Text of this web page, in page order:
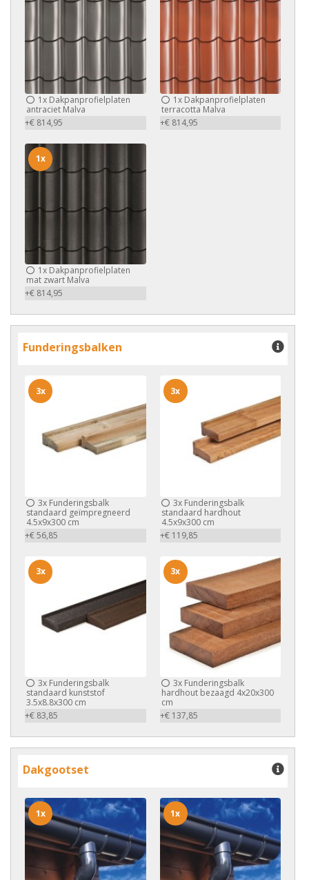
1x Dakpanprofielplaten
antraciet Malva
+€ 814,95
1xDakpanprofielplaten
terracotta Malva
+€ 814,95
1x Dakpanprofielplaten
mat zwart Malva
+€ 814,95
1x
Funderingsbalken
3x Funderingsbalk
standaard geïmpregneerd
4.5x9x300 cm
+€ 56,85
3x
3xFunderingsbalk
standaard hardhout
4.5x9x300 cm
+€ 119,85
3x
3x Funderingsbalk
standaard kunststof
3.5x8.8x300 cm
+€ 83,85
3x
3xFunderingsbalk
hardhout bezaagd 4x20x300
cm
+€ 137,85
3x
Dakgootset
1x 1x